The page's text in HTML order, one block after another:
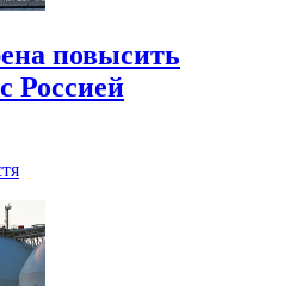
повысить
Россией